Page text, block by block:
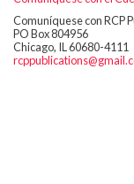
Comuníquese con RCP
PO Box 804956
Chicago, IL 60680-4111